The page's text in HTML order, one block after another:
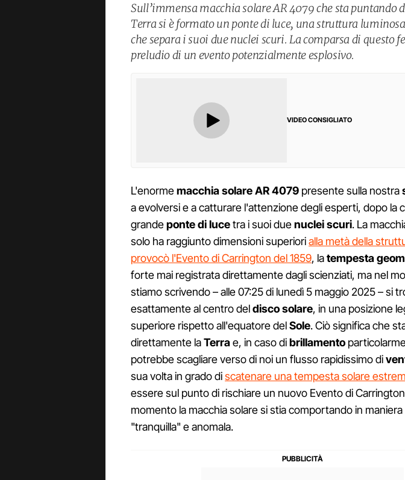
Sull’immensa macchia solare AR 4079 che sta puntando
Terra si è formato un ponte di luce, una struttura
che separa i suoi due nuclei scuri. La comparsa di questo
preludio di un evento potenzialmente esplosivo.
VIDEO CONSIGLIATO
L'enormemacchia solare AR 4079 presente sulla nostra
a evolversi e a catturare l'attenzione degli esperti, dopo la
grandeponte di lucetra i suoi duenuclei scuri. La
solo ha raggiunto dimensioni superiorialla metà della
provocò l'Evento di Carrington del 1859, latempesta
forte mai registrata direttamente dagli scienziati, ma nel
stiamo scrivendo – alle 07:25 di lunedì 5 maggio 2025 – si
esattamente al centro deldisco solare, in una posizione
superiore rispetto all'equatore delSole. Ciò significa che
direttamente laTerrae, in caso dibrillamento
potrebbe scagliare verso di noi un flusso rapidissimo di
sua volta in grado discatenare una tempesta solare
essere sul punto di rischiare un nuovo Evento di
momento la macchia solare si stia comportando in
"tranquilla" e anomala.